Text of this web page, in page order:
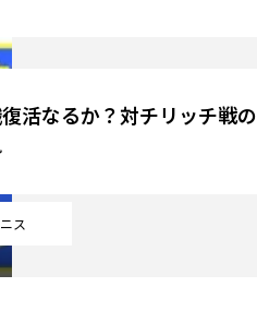
ス
活なるか？対チリッチ戦の